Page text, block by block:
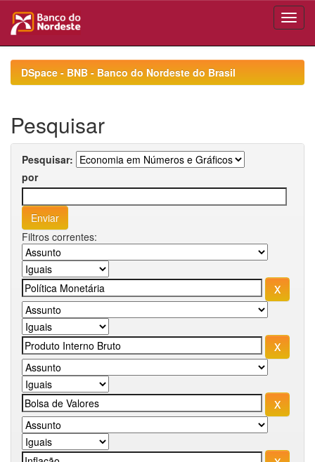
navigationDSpace - BNB - Banco do Nordeste do Brasil
Pesquisar
Pesquisar:
por
Filtros correntes: